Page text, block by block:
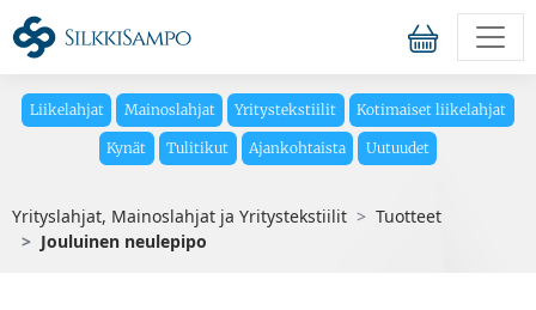
Liikelahjat Mainoslahjat Yritystekstiilit Kotimaiset liikelahjat
Kynät Tulitikut Ajankohtaista Uutuudet
Yrityslahjat, Mainoslahjat ja Yritystekstiilit
Tuotteet
Jouluinen neulepipo